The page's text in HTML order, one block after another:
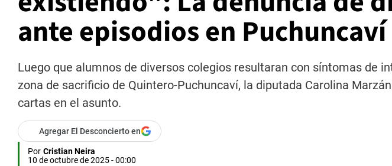
ante episodios en Puchuncaví
Luego que alumnos de diversos colegios resultaran con síntomas de
zona de sacrificio de Quintero-Puchuncaví, la diputada Carolina
cartas en el asunto.
Agregar El Desconcierto en
Por Cristian Neira
10 de octubre de 2025 - 00:00